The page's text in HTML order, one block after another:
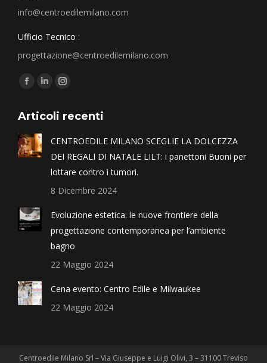
info@centroedilemilano.com
Ufficio Tecnico :
progettazione@centroedilemilano.com
Find us on:
Articoli recenti
CENTROEDILE MILANO SCEGLIE LA DOLCEZZA
DEI REGALI DI NATALE LILT: i panettoni Buoni per
lottare contro i tumori.
8 Dicembre 2024
Evoluzione estetica: le nuove frontiere della
progettazione contemporanea per l’ambiente
bagno
22 Maggio 2024
Cena evento: Centro Edile e Milwaukee
22 Maggio 2024
Centroedile Milano Srl – Via Giuseppe e Luigi Olivi, 3 – 31100 Treviso